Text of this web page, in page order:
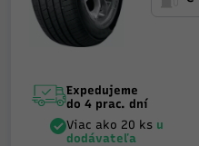
Expedujeme
do 4 prac. dní
Viac ako 20 ks u
dodávateľa